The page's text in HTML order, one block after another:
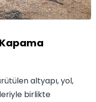
altyapı, yol,
birlikte